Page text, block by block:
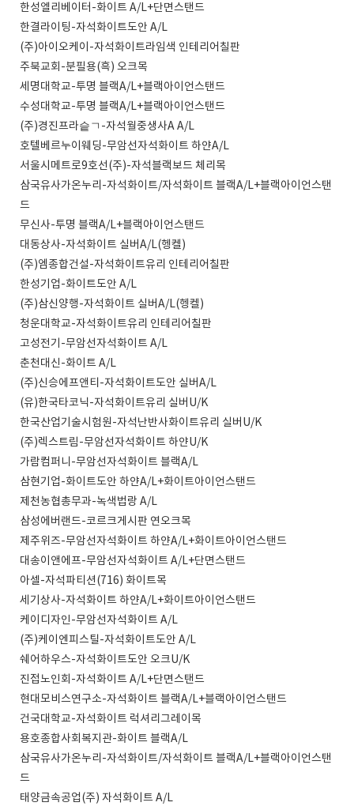
한성엘리베이터-화이트 A/L+단면스탠드
한결라이팅-자석화이트도안 A/L
(주)아이오케이-자석화이트라임색 인테리어칠판
주북교회-분필용(흑) 오크목
세명대학교-투명 블랙A/L+블랙아이언스탠드
수성대학교-투명 블랙A/L+블랙아이언스탠드
(주)경진프라슽ㄱ-자석월중생사A A/L
호텔베르누이웨딩-무암선자석화이트 하얀A/L
서울시메트로9호선(주)-자석블랙보드 체리목
삼국유사가온누리-자석화이트/자석화이트 블랙A/L+블랙아이언스탠
드
무신사-투명 블랙A/L+블랙아이언스탠드
대동상사-자석화이트 실버A/L(헹켈)
(주)엠종합건설-자석화이트유리 인테리어칠판
한성기업-화이트도안 A/L
(주)삼신양행-자석화이트 실버A/L(헹켈)
청운대학교-자석화이트유리 인테리어칠판
고성전기-무암선자석화이트 A/L
춘천대신-화이트 A/L
(주)신승에프앤티-자석화이트도안 실버A/L
(유)한국타코닉-자석화이트유리 실버U/K
한국산업기술시험원-자석난반사화이트유리 실버U/K
(주)렉스트림-무암선자석화이트 하얀U/K
가람컴퍼니-무암선자석화이트 블랙A/L
삼현기업-화이트도안 하얀A/L+화이트아이언스탠드
제천농협총무과-녹색법랑 A/L
삼성에버랜드-코르크게시판 연오크목
제주위즈-무암선자석화이트 하얀A/L+화이트아이언스탠드
대송이앤에프-무암선자석화이트 A/L+단면스탠드
아셀-자석파티션(716) 화이트목
세기상사-자석화이트 하얀A/L+화이트아이언스탠드
케이디자인-무암선자석화이트 A/L
(주)케이엔피스틸-자석화이트도안 A/L
쉐어하우스-자석화이트도안 오크U/K
진접노인회-자석화이트 A/L+단면스탠드
현대모비스연구소-자석화이트 블랙A/L+블랙아이언스탠드
건국대학교-자석화이트 럭셔리그레이목
용호종합사회복지관-화이트 블랙A/L
삼국유사가온누리-자석화이트/자석화이트 블랙A/L+블랙아이언스탠
드
태양금속공업(주) 자석화이트 A/L